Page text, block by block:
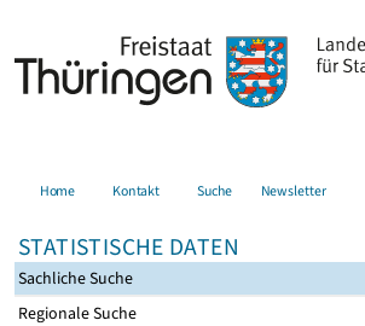
Home Kontakt Suche Newsletter
STATISTISCHE DATEN
Sachliche Suche
Regionale Suche